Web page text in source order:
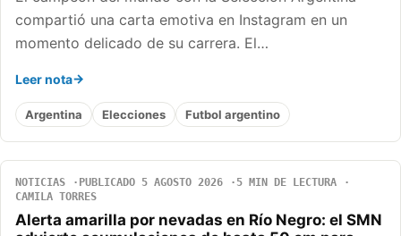
compartió una carta emotiva en Instagram en un
momento delicado de su carrera. El…
Leer nota
Argentina Elecciones Futbol argentino
NOTICIAS PUBLICADO 5 AGOSTO 2026
5 MIN DE LECTURA
CAMILA TORRES
Alerta amarilla por nevadas en Río Negro: el SMN